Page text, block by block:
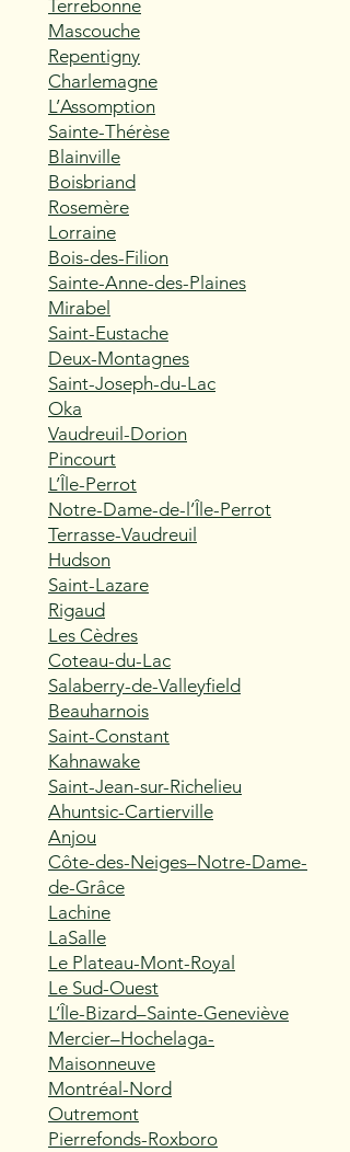
Terrebonne
Mascouche
Repentigny
Charlemagne
L’Assomption
Sainte-Thérèse
Blainville
Boisbriand
Rosemère
Lorraine
Bois-des-Filion
Sainte-Anne-des-Plaines
Mirabel
Saint-Eustache
Deux-Montagnes
Saint-Joseph-du-Lac
Oka
Vaudreuil-Dorion
Pincourt
L’Île-Perrot
Notre-Dame-de-l’Île-Perrot
Terrasse-Vaudreuil
Hudson
Saint-Lazare
Rigaud
Les Cèdres
Coteau-du-Lac
Salaberry-de-Valleyfield
Beauharnois
Saint-Constant
Kahnawake
Saint-Jean-sur-Richelieu
Ahuntsic-Cartierville
Anjou
Côte-des-Neiges–Notre-Dame-
de-Grâce
Lachine
LaSalle
Le Plateau-Mont-Royal
Le Sud-Ouest
L’Île-Bizard–Sainte-Geneviève
Mercier–Hochelaga-
Maisonneuve
Montréal-Nord
Outremont
Pierrefonds-Roxboro